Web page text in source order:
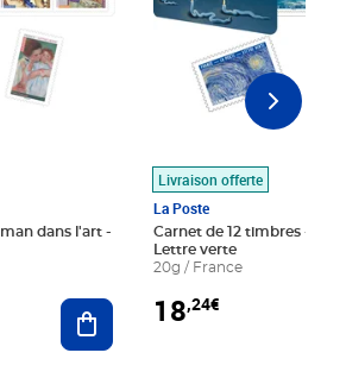
dans l'art -
Ajouter au panier
Livraison offerte
La Poste
Carnet de 12 timbres - Le
Lettre verte
20g / France
18,24€